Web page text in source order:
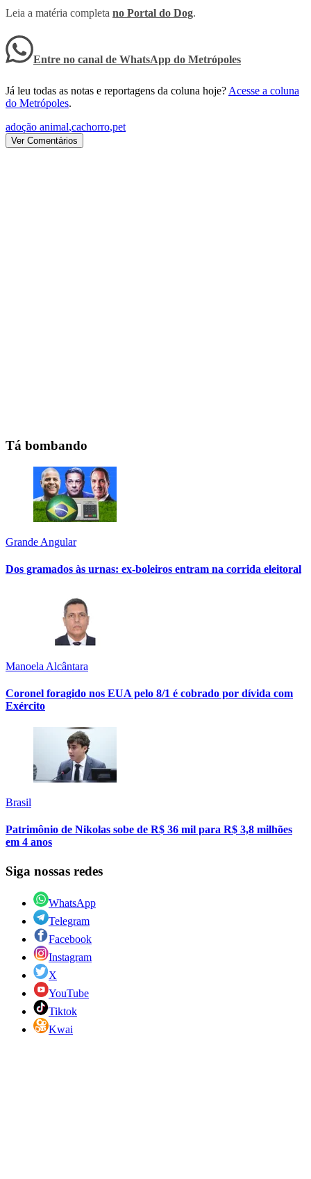
Leia a matéria completa no Portal do Dog.
Entre no canal de WhatsApp do Metrópoles
Já leu todas as notas e reportagens da coluna hoje? Acesse a coluna
do Metrópoles.
adoção animal,cachorro,pet
Ver Comentários
Tá bombando
Grande Angular
Dos gramados às urnas: ex-boleiros entram na corrida eleitoral
Manoela Alcântara
Coronel foragido nos EUA pelo 8/1 é cobrado por dívida com
Exército
Brasil
Patrimônio de Nikolas sobe de R$ 36 mil para R$ 3,8 milhões
em 4 anos
Siga nossas redes
WhatsApp
Telegram
Facebook
Instagram
X
YouTube
Tiktok
Kwai